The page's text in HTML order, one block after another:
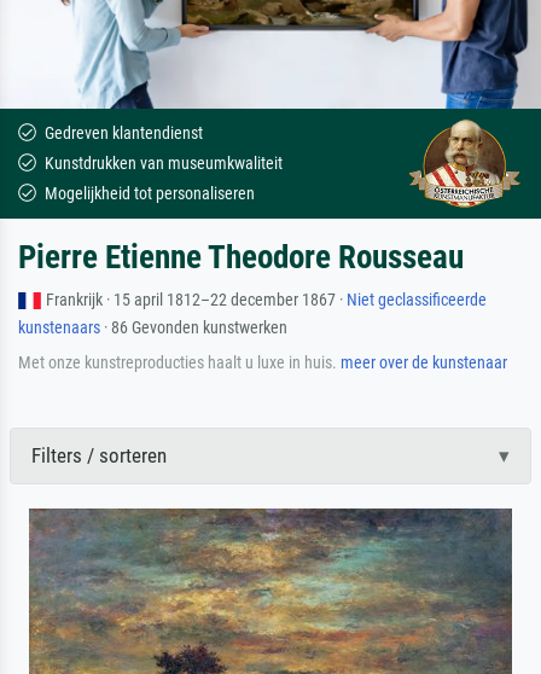
Gedreven klantendienst
Kunstdrukken van museumkwaliteit
Mogelijkheid tot personaliseren
Pierre Etienne Theodore Rousseau
Frankrijk · 15 april 1812–22 december 1867 · Niet geclassificeerde
kunstenaars · 86 Gevonden kunstwerken
Met onze kunstreproducties haalt u luxe in huis. meer over de kunstenaar
Filters / sorteren